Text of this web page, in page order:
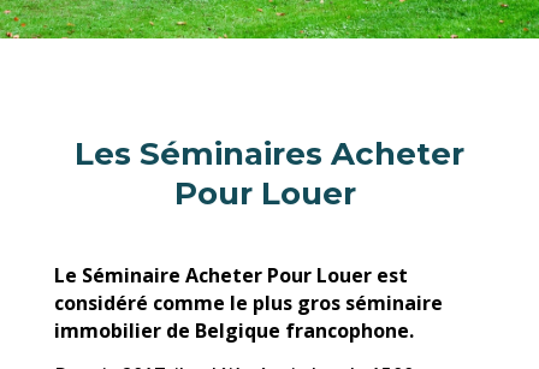
Les Séminaires Acheter
Pour Louer
Le Séminaire Acheter Pour Louer est
considéré comme le plus gros séminaire
immobilier de Belgique francophone.